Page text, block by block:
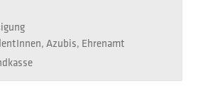
Azubis, Ehrenamt